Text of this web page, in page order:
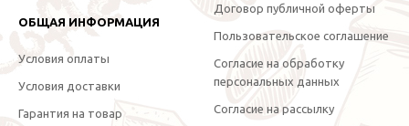
ОБЩАЯ ИНФОРМАЦИЯ
Условия оплаты
Условия доставки
Гарантия на товар
Договор публичной оферты
Пользовательское соглашение
Согласие на обработку
персональных данных
Согласие на рассылку